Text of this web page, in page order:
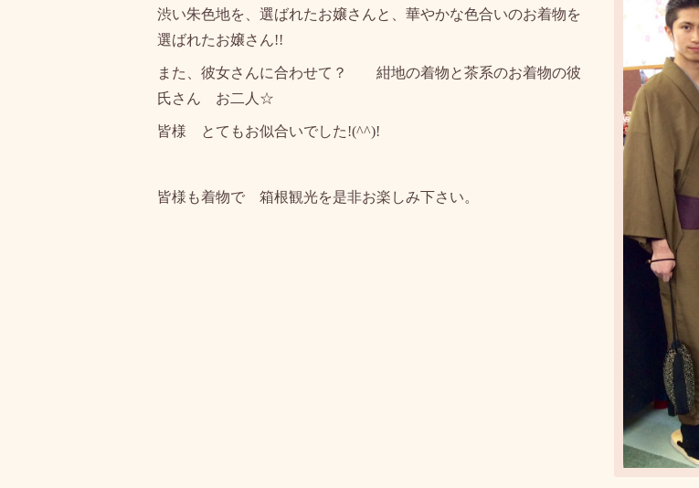
渋い朱色地を、選ばれたお嬢さんと、華やかな色合いのお着物を
選ばれたお嬢さん!!
また、彼女さんに合わせて？ 紺地の着物と茶系のお着物の彼
氏さん お二人☆
皆様 とてもお似合いでした!(^^)!
皆様も着物で 箱根観光を是非お楽しみ下さい。